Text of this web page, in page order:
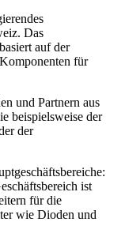
Das
auf der
für
und Partnern aus
beispielsweise der
der
ist
für die
wie Dioden und